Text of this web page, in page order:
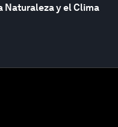
Naturaleza y el Clima